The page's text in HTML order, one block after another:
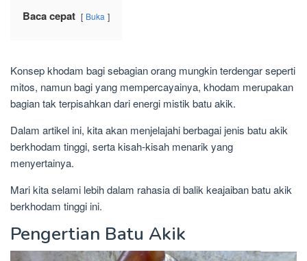
Baca cepat Buka
Konsep khodam bagi sebagian orang mungkin terdengar seperti
mitos, namun bagi yang mempercayainya, khodam merupakan
bagian tak terpisahkan dari energi mistik batu akik.
Dalam artikel ini, kita akan menjelajahi berbagai jenis batu akik
berkhodam tinggi, serta kisah-kisah menarik yang
menyertainya.
Mari kita selami lebih dalam rahasia di balik keajaiban batu akik
berkhodam tinggi ini.
Pengertian Batu Akik